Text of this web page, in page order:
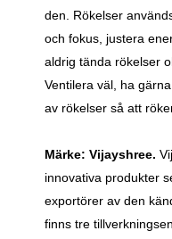
den. Rökelser
och fokus, justera
aldrig tända rökelser
Ventilera väl, ha
av rökelser så att
Märke: Vijayshree.
innovativa produkter
exportörer av den
finns tre